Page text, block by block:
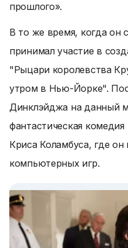
прошлого».
В то же время, когда он
принимал участие в
"Рыцари королевства
утром в Нью-Йорке".
Динклэйджа на данный
фантастическая
Криса Коламбуса, где он
компьютерных игр.